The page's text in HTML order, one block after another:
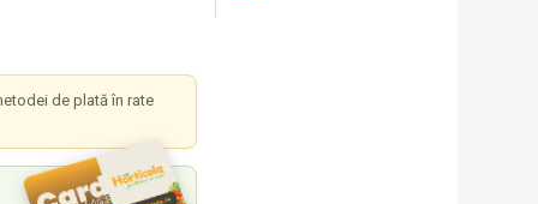
de plată în rate